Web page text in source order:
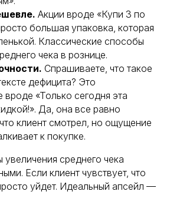
Акции вроде «Купи 3 по
большая упаковка, которая
Классические способы
чека в рознице.
Спрашиваете, что такое
дефицита? Это
«Только сегодня эта
Да, она все равно
клиент смотрел, но ощущение
к покупке.
среднего чека
Если клиент чувствует, что
уйдет. Идеальный апсейл —